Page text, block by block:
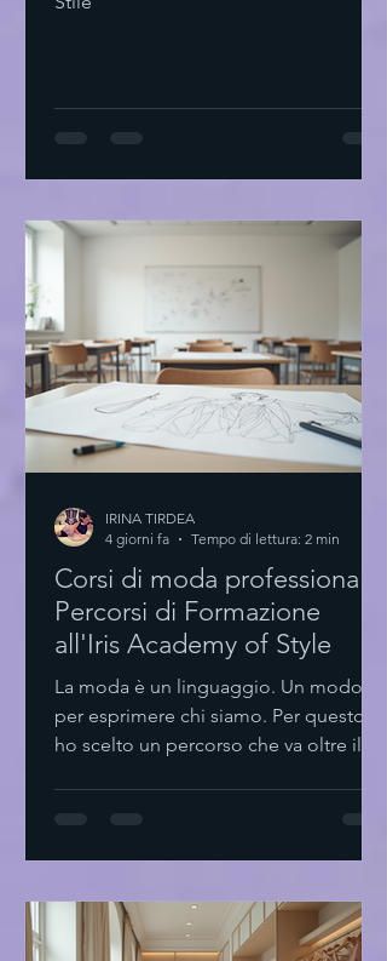
Corsi di moda professionale:
Percorsi di Formazione
all'Iris Academy of Style
La moda è un linguaggio. Un modo
per esprimere chi siamo. Per questo
ho scelto un percorso che va oltre il
professionale sono il primo passo.
Styling personale Design tessile
Comunicazione visiva Trend
IRINA TIRDEA
4 giorni fa
Tempo di lettura: 2 min